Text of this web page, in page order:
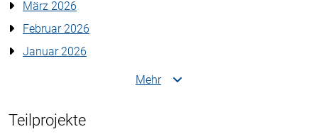
März 2026
Februar 2026
Januar 2026
Mehr
Teilprojekte